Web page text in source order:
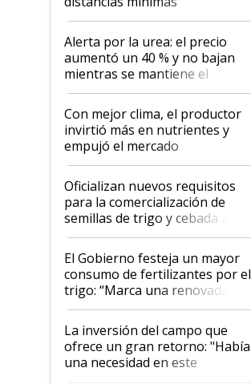
Alerta por la urea: el precio
aumentó un 40 % y no bajan
mientras se mantiene el
conflicto en Medio Oriente
Con mejor clima, el productor
invirtió más en nutrientes y
empujó el mercado
Oficializan nuevos requisitos
para la comercialización de
semillas de trigo y cebada a
granel
El Gobierno festeja un mayor
consumo de fertilizantes por el
trigo: “Marca una renovada
confianza de los productores”
La inversión del campo que
ofrece un gran retorno: "Había
una necesidad en este